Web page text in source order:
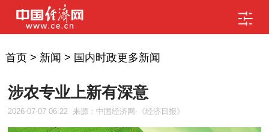
首页> 新闻 > 国内时政更多新闻
涉农专业上新有深意
2026-07-07 06:22 来源：中国经济网-《经济日报》